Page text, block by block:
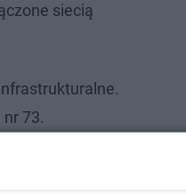
siecią
73.